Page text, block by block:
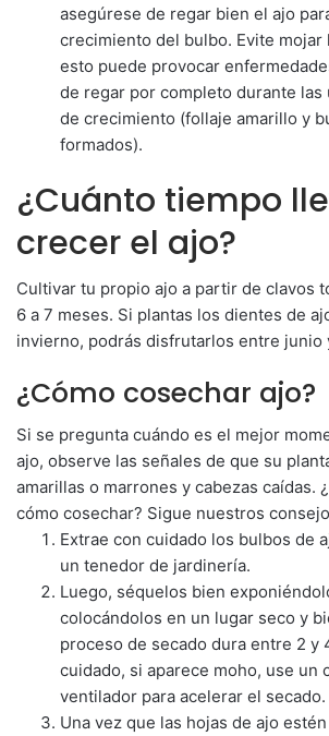
asegúrese de regar bien el ajo
crecimiento del bulbo. Evite mojar
esto puede provocar
de regar por completo durante las
de crecimiento (follaje amarillo y
formados).
¿Cuánto tiempo
crecer el ajo?
Cultivar tu propio ajo a partir de clavos
6 a 7 meses. Si plantas los dientes de
invierno, podrás disfrutarlos entre junio
¿Cómo cosechar ajo?
Si se pregunta cuándo es el mejor
ajo, observe las señales de que su
amarillas o marrones y cabezas caídas.
cómo cosechar? Sigue nuestros
Extrae con cuidado los bulbos de
un tenedor de jardinería.
Luego, séquelos bien
colocándolos en un lugar seco y
proceso de secado dura entre 2 y
cuidado, si aparece moho, use un
ventilador para acelerar el secado.
Una vez que las hojas de ajo